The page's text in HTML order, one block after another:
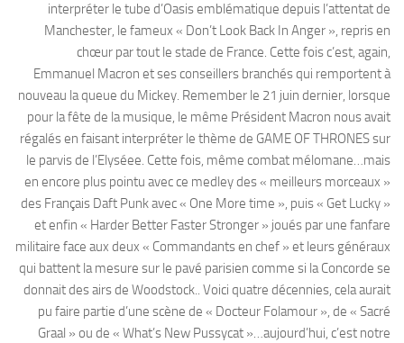
interpréter le tube d’Oasis emblématique depuis l’attentat de
Manchester, le fameux « Don’t Look Back In Anger », repris en
chœur par tout le stade de France. Cette fois c’est, again,
Emmanuel Macron et ses conseillers branchés qui remportent à
nouveau la queue du Mickey. Remember le 21 juin dernier, lorsque
pour la fête de la musique, le même Président Macron nous avait
régalés en faisant interpréter le thème de GAME OF THRONES sur
le parvis de l’Elyséee. Cette fois, même combat mélomane…mais
en encore plus pointu avec ce medley des « meilleurs morceaux »
des Français Daft Punk avec « One More time », puis « Get Lucky »
et enfin « Harder Better Faster Stronger » joués par une fanfare
militaire face aux deux « Commandants en chef » et leurs généraux
qui battent la mesure sur le pavé parisien comme si la Concorde se
donnait des airs de Woodstock.. Voici quatre décennies, cela aurait
pu faire partie d’une scène de « Docteur Folamour », de « Sacré
Graal » ou de « What’s New Pussycat »…aujourd’hui, c’est notre